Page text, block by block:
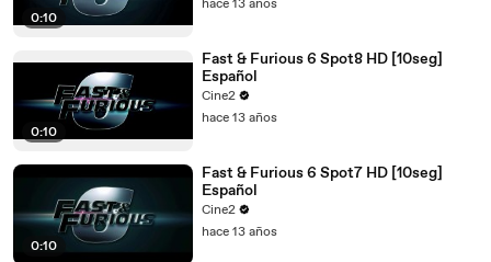
0:10
hace 13 años
0:10
Fast & Furious 6 Spot8 HD [10seg]
Español
Cine2
hace 13 años
0:10
Fast & Furious 6 Spot7 HD [10seg]
Español
Cine2
hace 13 años